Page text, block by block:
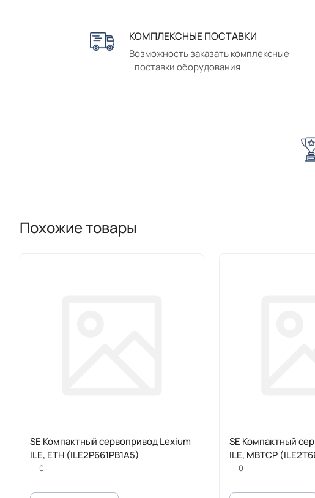
КОМПЛЕКСНЫЕ ПОСТАВКИ
Возможность заказать комплексные
поставки оборудования
Похожие товары
SE Компактный сервопривод Lexium
ILE, ETH (ILE2P661PB1A5)
0
SE Компактный
ILE, MBTCP
0